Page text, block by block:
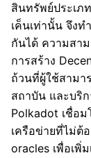
สินทรัพย์ประเภ
เค็นเท่านั้น จึง
กันได้ ความสา
การสร้าง
ถ้วนที่ผู้ใช้สามา
สถาบัน และบริก
Polkadot เชื่อ
เครือข่ายที่ไม่ต้
oracles เพื่อเพิ่